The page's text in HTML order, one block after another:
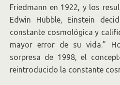
Friedmann en 1922, y los
Edwin Hubble, Einstein
constante cosmológica y
mayor error de su vida.”
sorpresa de 1998, el
reintroducido la constante